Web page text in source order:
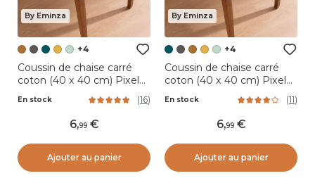
By Eminza
+4
Coussin de chaise carré
coton (40 x 40 cm) Pixel
En stock (16)
6,99
Ajouter au panier
By Eminza
+4
Coussin de chaise carré
coton (40 x 40 cm) Pixel
En stock (11)
6,99
Ajouter au panier